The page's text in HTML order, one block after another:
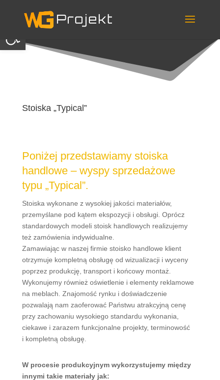
Otwórz pasek narzędzi
content
Stoiska „Typical”
Poniżej przedstawiamy stoiska
handlowe – wyspy sprzedażowe
typu „Typical”.
Stoiska wykonane z wysokiej jakości materiałów,
przemyślane pod kątem ekspozycji i obsługi. Oprócz
standardowych modeli stoisk handlowych realizujemy
też zamówienia indywidualne.
Zamawiając w naszej firmie stoisko handlowe klient
otrzymuje kompletną obsługę od wizualizacji i wyceny
poprzez produkcję, transport i końcowy montaż.
Wykonujemy również oświetlenie i elementy reklamowe
na meblach. Znajomość rynku i doświadczenie
pozwalają nam zaoferować Państwu atrakcyjną cenę
przy zachowaniu wysokiego standardu wykonania,
ciekawe i zarazem funkcjonalne projekty, terminowość
i kompletną obsługę.
W procesie produkcyjnym wykorzystujemy między
innymi takie materiały jak: